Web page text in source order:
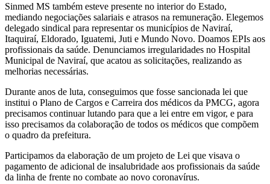
Sinmed MS também esteve presente no interior do Estado,
mediando negociações salariais e atrasos na remuneração. Elegemos
delegado sindical para representar os municípios de Naviraí,
Itaquiraí, Eldorado, Iguatemi, Juti e Mundo Novo. Doamos EPIs aos
profissionais da saúde. Denunciamos irregularidades no Hospital
Municipal de Naviraí, que acatou as solicitações, realizando as
melhorias necessárias.
Durante anos de luta, conseguimos que fosse sancionada lei que
institui o Plano de Cargos e Carreira dos médicos da PMCG, agora
precisamos continuar lutando para que a lei entre em vigor, e para
isso precisamos da colaboração de todos os médicos que compõem
o quadro da prefeitura.
Participamos da elaboração de um projeto de Lei que visava o
pagamento de adicional de insalubridade aos profissionais da saúde
da linha de frente no combate ao novo coronavírus.